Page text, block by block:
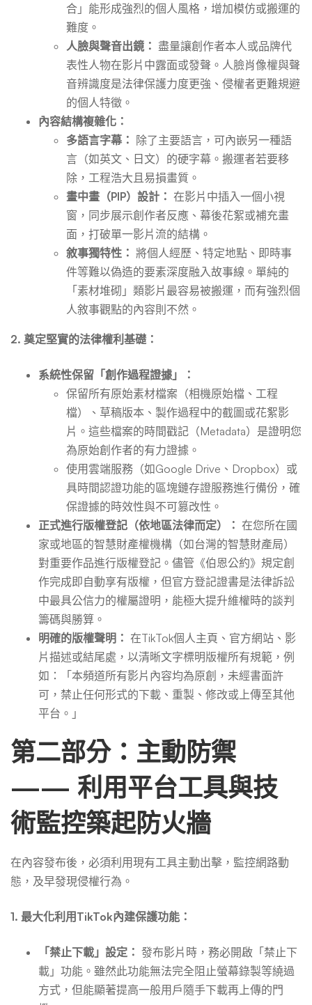
合」能形成強烈的個人風格，增加模仿或搬運的
難度。
人臉與聲音出鏡： 盡量讓創作者本人或品牌代
表性人物在影片中露面或發聲。人臉肖像權與聲
音辨識度是法律保護力度更強、侵權者更難規避
的個人特徵。
內容結構複雜化：
多語言字幕： 除了主要語言，可內嵌另一種語
言（如英文、日文）的硬字幕。搬運者若要移
除，工程浩大且易損畫質。
畫中畫（PIP）設計： 在影片中插入一個小視
窗，同步展示創作者反應、幕後花絮或補充畫
面，打破單一影片流的結構。
敘事獨特性： 將個人經歷、特定地點、即時事
件等難以偽造的要素深度融入故事線。單純的
「素材堆砌」類影片最容易被搬運，而有強烈個
人敘事觀點的內容則不然。
2. 奠定堅實的法律權利基礎：
系統性保留「創作過程證據」：
保留所有原始素材檔案（相機原始檔、工程
檔）、草稿版本、製作過程中的截圖或花絮影
片。這些檔案的時間戳記（Metadata）是證明您
為原始創作者的有力證據。
使用雲端服務（如Google Drive、Dropbox）或
具時間認證功能的區塊鏈存證服務進行備份，確
保證據的時效性與不可篡改性。
正式進行版權登記（依地區法律而定）： 在您所在國
家或地區的智慧財產權機構（如台灣的智慧財產局）
對重要作品進行版權登記。儘管《伯恩公約》規定創
作完成即自動享有版權，但官方登記證書是法律訴訟
中最具公信力的權屬證明，能極大提升維權時的談判
籌碼與勝算。
明確的版權聲明： 在TikTok個人主頁、官方網站、影
片描述或結尾處，以清晰文字標明版權所有規範，例
如：「本頻道所有影片內容均為原創，未經書面許
可，禁止任何形式的下載、重製、修改或上傳至其他
平台。」
第二部分：主動防禦
—— 利用平台工具與技
術監控築起防火牆
在內容發布後，必須利用現有工具主動出擊，監控網路動
態，及早發現侵權行為。
1. 最大化利用TikTok內建保護功能：
「禁止下載」設定： 發布影片時，務必開啟「禁止下
載」功能。雖然此功能無法完全阻止螢幕錄製等繞過
方式，但能顯著提高一般用戶隨手下載再上傳的門